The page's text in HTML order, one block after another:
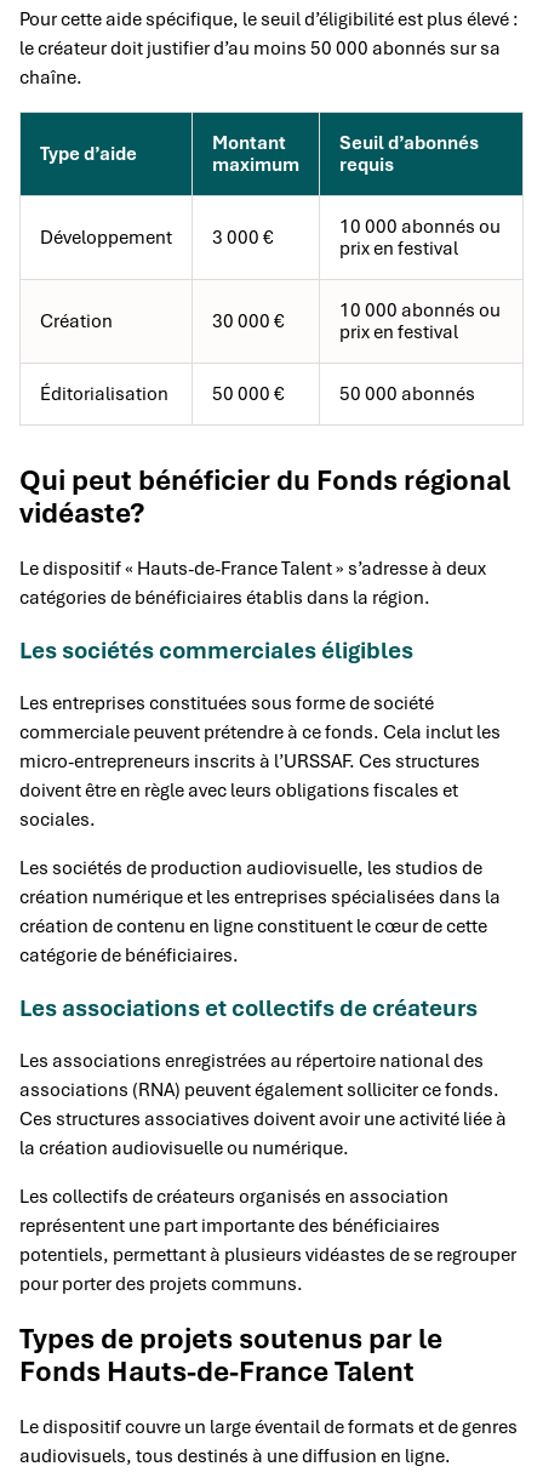
Pour cette aide spécifique, le seuil d’éligibilité est plus élevé :
le créateur doit justifier d’au moins 50 000 abonnés sur sa
chaîne.
Type d’aide
Montant
maximum
Seuil d’abonnés
requis
Développement 3 000 €
10 000 abonnés ou
prix en festival
Création 30 000 €
10 000 abonnés ou
prix en festival
Éditorialisation 50 000 € 50 000 abonnés
Qui peut bénéficier du Fonds régional
vidéaste?
Le dispositif « Hauts-de-France Talent » s’adresse à deux
catégories de bénéficiaires établis dans la région.
Les sociétés commerciales éligibles
Les entreprises constituées sous forme de société
commerciale peuvent prétendre à ce fonds. Cela inclut les
micro-entrepreneurs inscrits à l’URSSAF. Ces structures
doivent être en règle avec leurs obligations fiscales et
sociales.
Les sociétés de production audiovisuelle, les studios de
création numérique et les entreprises spécialisées dans la
création de contenu en ligne constituent le cœur de cette
catégorie de bénéficiaires.
Les associations et collectifs de créateurs
Les associations enregistrées au répertoire national des
associations (RNA) peuvent également solliciter ce fonds.
Ces structures associatives doivent avoir une activité liée à
la création audiovisuelle ou numérique.
Les collectifs de créateurs organisés en association
représentent une part importante des bénéficiaires
potentiels, permettant à plusieurs vidéastes de se regrouper
pour porter des projets communs.
Types de projets soutenus par le
Fonds Hauts-de-France Talent
Le dispositif couvre un large éventail de formats et de genres
audiovisuels, tous destinés à une diffusion en ligne.